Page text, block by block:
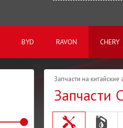
BYD RAVON CHERY
Запчасти на китайские
Запчасти